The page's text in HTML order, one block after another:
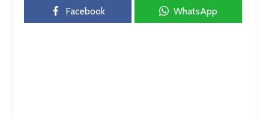
Facebook WhatsApp